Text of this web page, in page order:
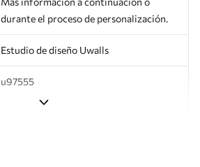
durante el proceso de personalización.
Estudio de diseño Uwalls
u97555